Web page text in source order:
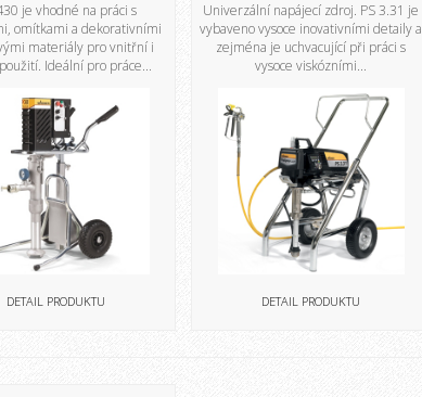
je vhodné na práci s
omítkami a dekorativními
materiály pro vnitřní i
Ideální pro práce...
DETAIL PRODUKTU
Univerzální napájecí zdroj. PS 3.31 je
vybaveno vysoce inovativními detaily a
zejména je uchvacující při práci s
vysoce viskózními...
DETAIL PRODUKTU